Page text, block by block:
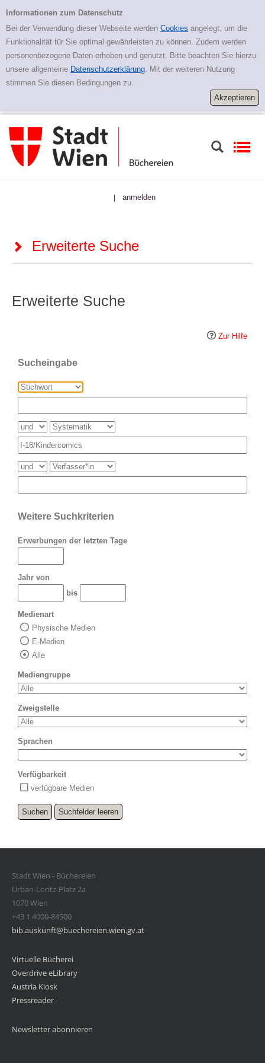
Erweiterte Suche
Informationen zum Datenschutz
Bei der Verwendung dieser Webseite werden Cookies angelegt, um die
Funktionalität für Sie optimal gewährleisten zu können. Zudem werden
personenbezogene Daten erhoben und genutzt. Bitte beachten Sie hierzu
unsere allgemeine Datenschutzerklärung. Mit der weiteren Nutzung
stimmen Sie diesen Bedingungen zu.
| anmelden
Erweiterte Suche
Erweiterte Suche
Zur Hilfe
Sucheingabe
Weitere Suchkriterien
Erwerbungen der letzten Tage
Jahr von
bis
Medienart
Physische Medien
E-Medien
Alle
Mediengruppe
Zweigstelle
Sprachen
Verfügbarkeit
verfügbare Medien
Stadt Wien - Büchereien
Urban-Loritz-Platz 2a
1070 Wien
+43 1 4000-84500
bib.auskunft@buechereien.wien.gv.at
Virtuelle Bücherei
Overdrive eLibrary
Austria Kiosk
Pressreader
Newsletter abonnieren